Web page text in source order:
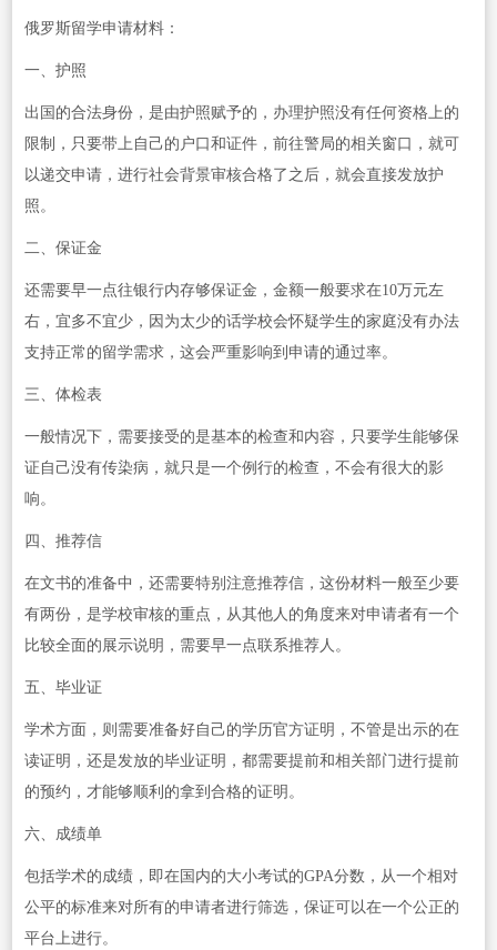
俄罗斯留学申请材料：
一、护照
出国的合法身份，是由护照赋予的，办理护照没有任何资格上的
限制，只要带上自己的户口和证件，前往警局的相关窗口，就可
以递交申请，进行社会背景审核合格了之后，就会直接发放护
照。
二、保证金
还需要早一点往银行内存够保证金，金额一般要求在10万元左
右，宜多不宜少，因为太少的话学校会怀疑学生的家庭没有办法
支持正常的留学需求，这会严重影响到申请的通过率。
三、体检表
一般情况下，需要接受的是基本的检查和内容，只要学生能够保
证自己没有传染病，就只是一个例行的检查，不会有很大的影
响。
四、推荐信
在文书的准备中，还需要特别注意推荐信，这份材料一般至少要
有两份，是学校审核的重点，从其他人的角度来对申请者有一个
比较全面的展示说明，需要早一点联系推荐人。
五、毕业证
学术方面，则需要准备好自己的学历官方证明，不管是出示的在
读证明，还是发放的毕业证明，都需要提前和相关部门进行提前
的预约，才能够顺利的拿到合格的证明。
六、成绩单
包括学术的成绩，即在国内的大小考试的GPA分数，从一个相对
公平的标准来对所有的申请者进行筛选，保证可以在一个公正的
平台上进行。